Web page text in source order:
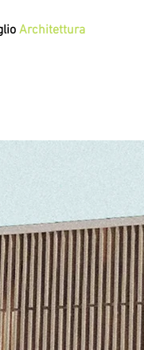
Architettura